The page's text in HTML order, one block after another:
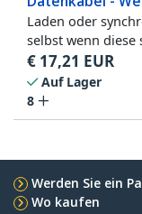
Laden oder
selbst wenn
€ 17,21 EUR
Auf Lager
8
Werden Sie ein
Wo kaufen